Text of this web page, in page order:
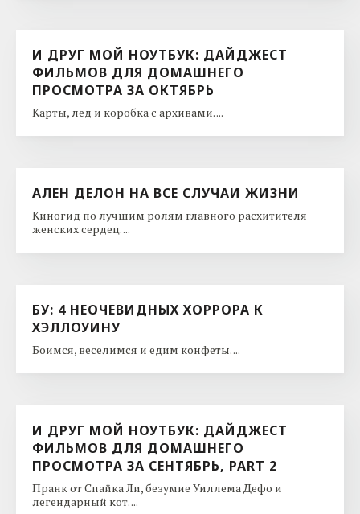
И ДРУГ МОЙ НОУТБУК: ДАЙДЖЕСТ
ФИЛЬМОВ ДЛЯ ДОМАШНЕГО
ПРОСМОТРА ЗА ОКТЯБРЬ
Карты, лед и коробка с архивами. ...
АЛЕН ДЕЛОН НА ВСЕ СЛУЧАИ ЖИЗНИ
Киногид по лучшим ролям главного расхитителя
женских сердец. ...
БУ: 4 НЕОЧЕВИДНЫХ ХОРРОРА К
ХЭЛЛОУИНУ
Боимся, веселимся и едим конфеты. ...
И ДРУГ МОЙ НОУТБУК: ДАЙДЖЕСТ
ФИЛЬМОВ ДЛЯ ДОМАШНЕГО
ПРОСМОТРА ЗА СЕНТЯБРЬ, PART 2
Пранк от Спайка Ли, безумие Уиллема Дефо и
легендарный кот. ...